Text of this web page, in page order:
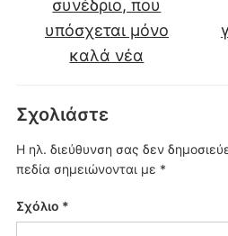
συνέδριο, που
υπόσχεται μόνο
καλά νέα
Σχολιάστε
Η ηλ. διεύθυνση σας δεν
πεδία σημειώνονται με *
Σχόλιο *